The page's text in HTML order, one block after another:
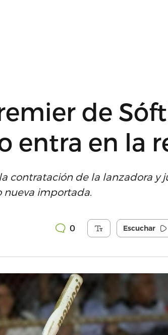
de
entra en la
contratación de la lanzadora y
nueva importada.
0 Escuchar